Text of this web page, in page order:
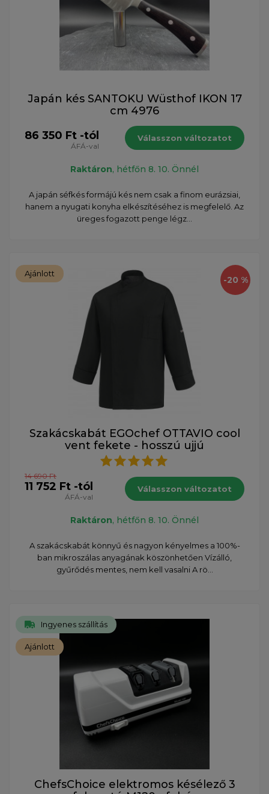
Japán kés SANTOKU Wüsthof IKON 17
cm 4976
86 350 Ft -tól
ÁFÁ-val
Válasszon változatot
Raktáron, hétfőn 8. 10. Önnél
A japán séfkés formájú kés nem csak a finom eurázsiai,
hanem a nyugati konyha elkészítéséhez is megfelelő. Az
üreges fogazott penge légz...
-20 %
Ajánlott
Szakácskabát EGOchef OTTAVIO cool
vent fekete - hosszú ujjú
14 690 Ft
11 752 Ft -tól
ÁFÁ-val
Válasszon változatot
Raktáron, hétfőn 8. 10. Önnél
A szakácskabát könnyű és nagyon kényelmes a 100%-
ban mikroszálas anyagának köszönhetően Vízálló,
gyűrődés mentes, nem kell vasalni A rö...
Ingyenes szállítás
Ajánlott
ChefsChoice elektromos késélező 3